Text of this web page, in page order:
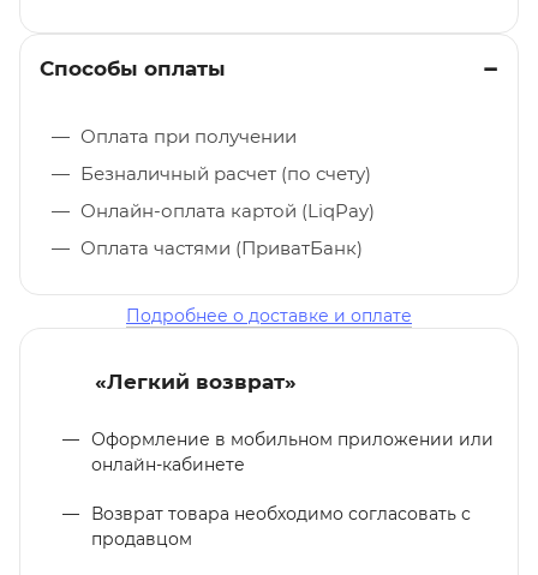
Способы оплаты
Оплата при получении
Безналичный расчет (по счету)
Онлайн-оплата картой (LiqPay)
Оплата частями (ПриватБанк)
Подробнее о доставке и оплате
«Легкий возврат»
Оформление в мобильном приложении или
онлайн-кабинете
Возврат товара необходимо согласовать с
продавцом